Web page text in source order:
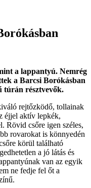
a lappantyú. Nemrég
a Barcsi Borókásban
túrán résztvevők.
rejtőzködő, tollainak
éjjel aktív lepkék,
Rövid csőre igen széles,
rovarokat is könnyedén
körül található
a jó látás és
van az egyik
ne fedje fel őt a